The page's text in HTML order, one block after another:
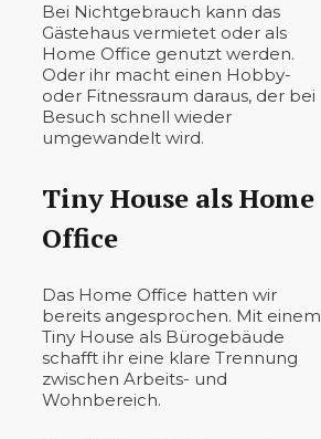
Bei Nichtgebrauch kann das
Gästehaus vermietet oder als
Home Office genutzt werden.
Oder ihr macht einen Hobby-
oder Fitnessraum daraus, der bei
Besuch schnell wieder
umgewandelt wird.
Tiny House als Home
Office
Das Home Office hatten wir
bereits angesprochen. Mit einem
Tiny House als Bürogebäude
schafft ihr eine klare Trennung
zwischen Arbeits- und
Wohnbereich.